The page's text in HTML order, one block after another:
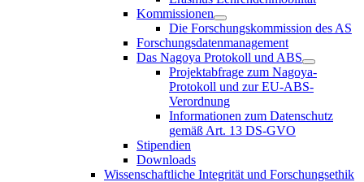
Kommissionen
Die Forschungskommission des AS
Forschungsdatenmanagement
Das Nagoya Protokoll und ABS
Projektabfrage zum Nagoya-
Protokoll und zur EU-ABS-
Verordnung
Informationen zum Datenschutz
gemäß Art. 13 DS-GVO
Stipendien
Downloads
Wissenschaftliche Integrität und Forschungsethik